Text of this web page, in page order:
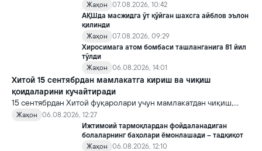
Жаҳон
07.08.2026, 10:42
АҚШда масжидга ўт қўйган шахсга айблов эълон
қилинди
Жаҳон
07.08.2026, 09:29
Хиросимага атом бомбаси ташланганига 81 йил
тўлди
Жаҳон
06.08.2026, 14:01
Хитой 15 сентябрдан мамлакатга кириш ва чиқиш
қоидаларини кучайтиради
15 сентябрдан Хитой фуқаролари учун мамлакатдан чиқиш,
хорижликлар учун эса Хитойга кириш тартиби бўйича янги
қоидалар кучга киради.
Жаҳон
06.08.2026, 12:27
Ижтимоий тармоқлардан фойдаланадиган
болаларнинг баҳолари ёмонлашади – тадқиқот
Жаҳон
06.08.2026, 12:10